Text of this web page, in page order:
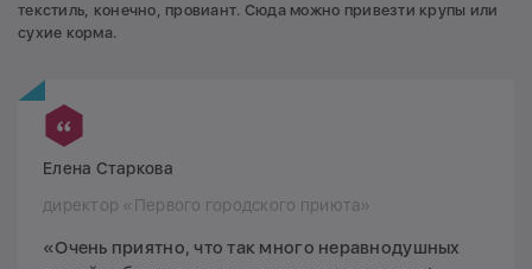
текстиль, конечно, провиант. Сюда можно привезти крупы или
сухие корма.
Елена Старкова
директор «Первого городского приюта»
«Очень приятно, что так много неравнодушных